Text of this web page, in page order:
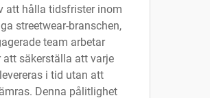
att hålla tidsfrister inom
streetwear-branschen,
team arbetar
säkerställa att varje
i tid utan att
Denna pålitlighet